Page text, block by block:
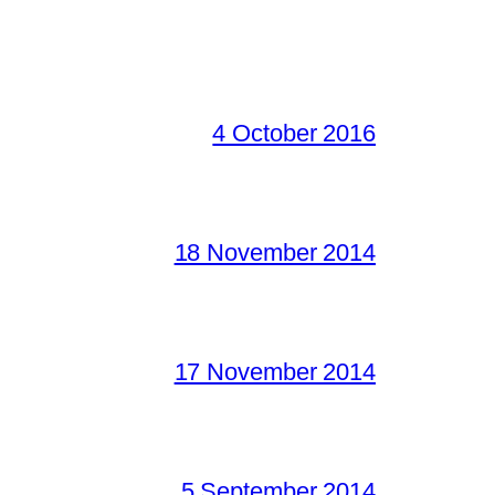
4 October 2016
18 November 2014
17 November 2014